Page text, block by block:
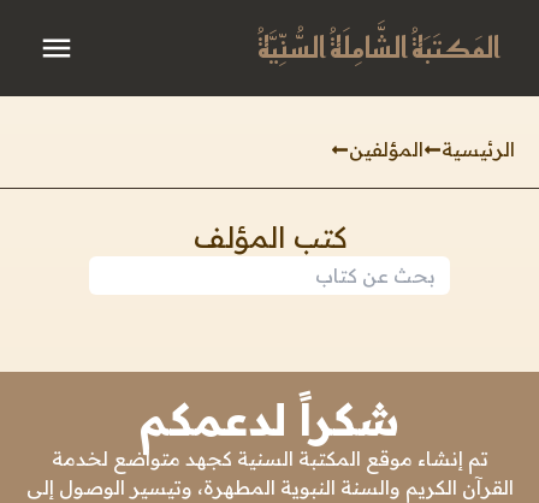
المَكتَبَةُ الشَّامِلَةُ السُّنِّيَّةُ
الرئيسية المؤلفين
كتب المؤلف
شكراً لدعمكم
تم إنشاء موقع المكتبة السنية كجهد متواضع لخدمة
القرآن الكريم والسنة النبوية المطهرة، وتيسير الوصول إلى